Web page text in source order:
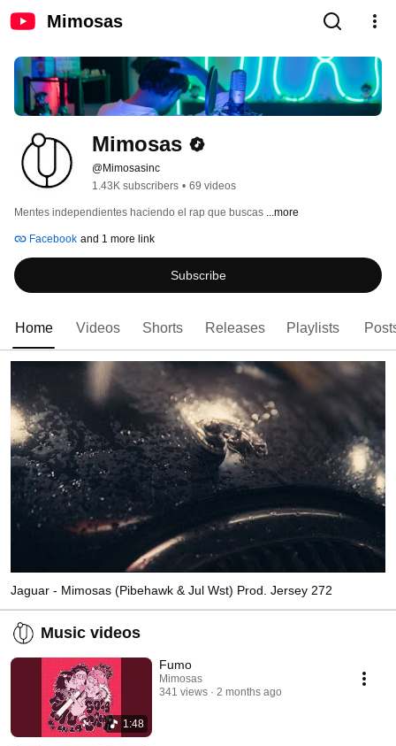
Mimosas
Mimosas
@Mimosasinc
1.43K subscribers • 69 videos
Mentes independientes haciendo el rap que buscas ...more
Facebook and 1 more link
Subscribe
Home Videos Shorts Releases Playlists
Jaguar - Mimosas (Pibehawk & Jul Wst) Prod. Jersey 272
Music videos
1:48
Fumo
Mimosas
341 views
2 months ago